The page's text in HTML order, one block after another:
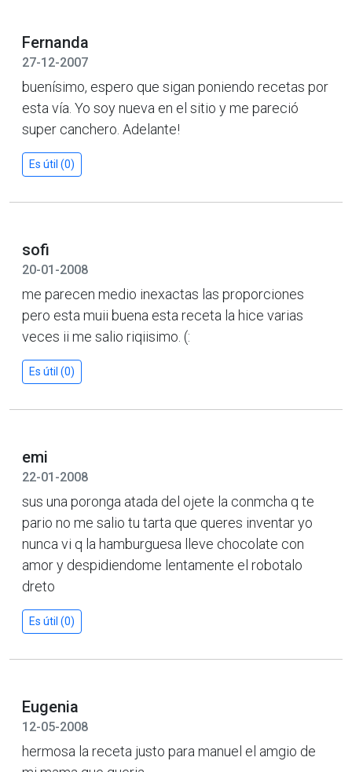
Fernanda
27-12-2007
buenísimo, espero que sigan poniendo recetas por
esta vía. Yo soy nueva en el sitio y me pareció
super canchero. Adelante!
Es útil (0)
sofi
20-01-2008
me parecen medio inexactas las proporciones
pero esta muii buena esta receta la hice varias
veces ii me salio riqiisimo. (:
Es útil (0)
emi
22-01-2008
sus una poronga atada del ojete la conmcha q te
pario no me salio tu tarta que queres inventar yo
nunca vi q la hamburguesa lleve chocolate con
amor y despidiendome lentamente el robotalo
dreto
Es útil (0)
Eugenia
12-05-2008
hermosa la receta justo para manuel el amgio de